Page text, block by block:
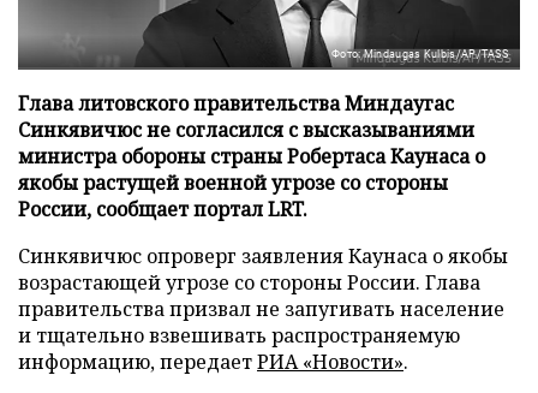
Фото: Mindaugas Kulbis/AP/TASS
Глава литовского правительства Миндаугас
Синкявичюс не согласился с высказываниями
министра обороны страны Робертаса Каунаса о
якобы растущей военной угрозе со стороны
России, сообщает портал LRT.
Синкявичюс опроверг заявления Каунаса о якобы
возрастающей угрозе со стороны России. Глава
правительства призвал не запугивать население
и тщательно взвешивать распространяемую
информацию, передаетРИА «Новости».